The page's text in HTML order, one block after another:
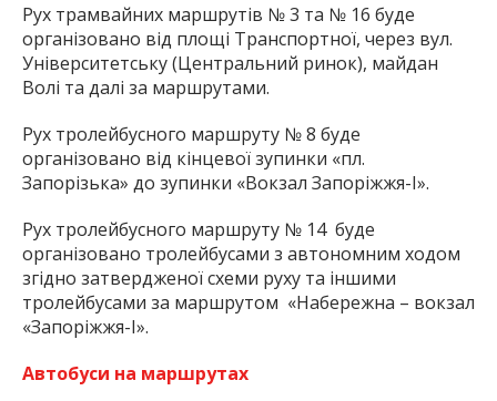
Рух трамвайних маршрутів № 3 та № 16 буде
організовано від площі Транспортної, через вул.
Університетську (Центральний ринок), майдан
Волі та далі за маршрутами.
Рух тролейбусного маршруту № 8 буде
організовано від кінцевої зупинки «пл.
Запорізька» до зупинки «Вокзал Запоріжжя-І».
Рух тролейбусного маршруту № 14 буде
організовано тролейбусами з автономним ходом
згідно затвердженої схеми руху та іншими
тролейбусами за маршрутом «Набережна – вокзал
«Запоріжжя-І».
Автобуси на маршрутах